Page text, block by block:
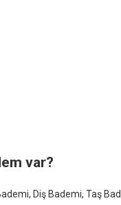
var?
Diş Bademi, Taş